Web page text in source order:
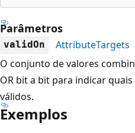
Parâmetros
validOn
AttributeTargets
O conjunto de valores
OR bit a bit para indicar
válidos.
Exemplos